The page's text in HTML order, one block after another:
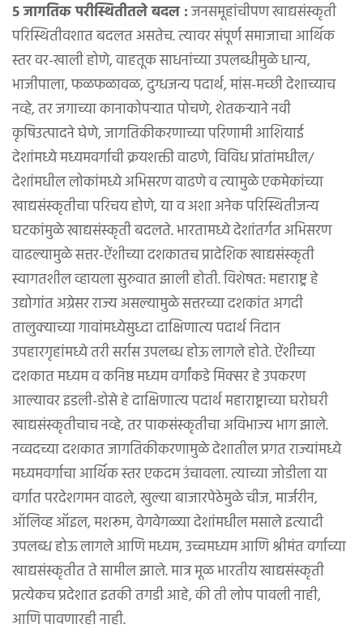
५ जागतिक परीस्थितीतले बदल :जनसमूहांचीपण खाद्यसंस्कृती
परिस्थितीवशात बदलत असतेच. त्यावर संपूर्ण समाजाचा आर्थिक
स्तर वर-खाली होणे, वाहतूक साधनांच्या उपलब्धीमुळे धान्य,
भाजीपाला, फळफळावळ, दुग्धजन्य पदार्थ, मांस-मच्छी देशाच्याच
नव्हे, तर जगाच्या कानाकोपऱ्यात पोचणे, शेतकऱ्याने नवी
कृषिउत्पादने घेणे, जागतिकीकरणाच्या परिणामी आशियाई
देशांमध्ये मध्यमवर्गाची क्रयशक्ती वाढणे, विविध प्रांतांमधील/
देशांमधील लोकांमध्ये अभिसरण वाढणे व त्यामुळे एकमेकांच्या
खाद्यसंस्कृतीचा परिचय होणे, या व अशा अनेक परिस्थितीजन्य
घटकांमुळे खाद्यसंस्कृती बदलते. भारतामध्ये देशांतर्गत अभिसरण
वाढल्यामुळे सत्तर-ऐंशीच्या दशकातच प्रादेशिक खाद्यसंस्कृती
स्वागतशील व्हायला सुरुवात झाली होती. विशेषत: महाराष्ट्र हे
उद्योगांत अग्रेसर राज्य असल्यामुळे सत्तरच्या दशकांत अगदी
तालुक्याच्या गावांमध्येसुध्दा दाक्षिणात्य पदार्थ निदान
उपहारगृहांमध्ये तरी सर्रास उपलब्ध होऊ लागले होते. ऐंशीच्या
दशकात मध्यम व कनिष्ठ मध्यम वर्गांकडे मिक्सर हे उपकरण
आल्यावर इडली-डोसे हे दाक्षिणात्य पदार्थ महाराष्ट्राच्या घरोघरी
खाद्यसंस्कृतीचाच नव्हे, तर पाकसंस्कृतीचा अविभाज्य भाग झाले.
नव्वदच्या दशकात जागतिकीकरणामुळे देशातील प्रगत राज्यांमध्ये
मध्यमवर्गाचा आर्थिक स्तर एकदम उंचावला. त्याच्या जोडीला या
वर्गात परदेशगमन वाढले, खुल्या बाजारपेठेमुळे चीज, मार्जरीन,
ऑलिव्ह ऑइल, मशरूम, वेगवेगळ्या देशांमधील मसाले इत्यादी
उपलब्ध होऊ लागले आणि मध्यम, उच्चमध्यम आणि श्रीमंत वर्गाच्या
खाद्यसंस्कृतीत ते सामील झाले. मात्र मूळ भारतीय खाद्यसंस्कृती
प्रत्येकच प्रदेशात इतकी तगडी आहे, की ती लोप पावली नाही,
आणि पावणारही नाही.